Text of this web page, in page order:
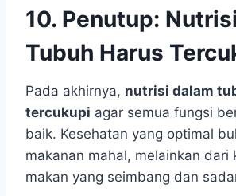
10. Penutup:
Tubuh Harus
Pada akhirnya, nutrisi dalam
tercukupi agar semua fungsi
baik. Kesehatan yang optimal
makanan mahal, melainkan dari
makan yang seimbang dan